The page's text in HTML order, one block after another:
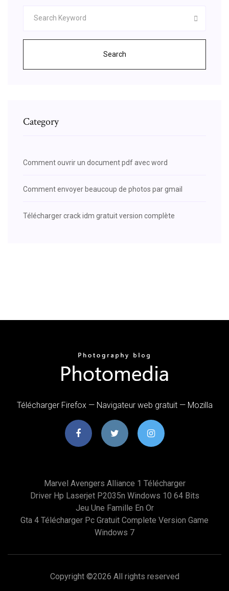
Search
Category
Comment ouvrir un document pdf avec word
Comment envoyer beaucoup de photos par gmail
Télécharger crack idm gratuit version complète
Télécharger Firefox — Navigateur web gratuit — Mozilla
Marvel Avengers Alliance 1 Télécharger
Driver Hp Laserjet P2035n Windows 10 64 Bits
Jeu Une Famille En Or
Gta 4 Télécharger Pc Gratuit Complete Version Game
Windows 7
Copyright ©2026 All rights reserved